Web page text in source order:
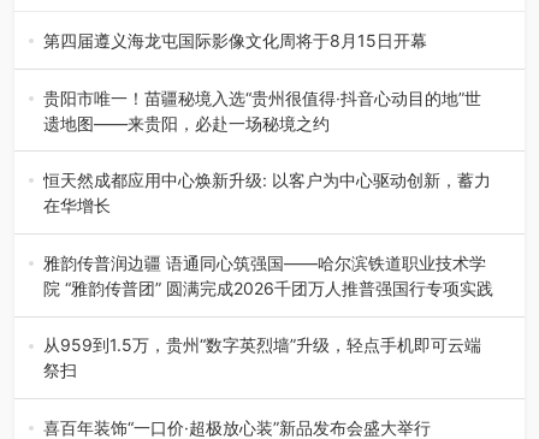
第四届遵义海龙屯国际影像文化周将于8月15日开幕
8月7日，第四届遵义海龙屯国际影像文化周媒体通气会在世
界文化遗产地海龙屯核心景区…
贵阳市唯一！苗疆秘境入选“贵州很值得·抖音心动目的地”世
遗地图——来贵阳，必赴一场秘境之约
2026年7月21日，2026年“贵州很值得”暨抖音“心动目的
地”（贵州站）主题…
恒天然成都应用中心焕新升级: 以客户为中心驱动创新，蓄力
在华增长
融合全球研发实力与本土洞察，深化客户共创，赋能西南市
场创新发展 （7月27日，成…
雅韵传普润边疆 语通同心筑强国——哈尔滨铁道职业技术学
院 “雅韵传普团” 圆满完成2026千团万人推普强国行专项实践
为扎实推进2026“千团万人推普强国行”大学生暑期社会实
践，牢牢紧扣 “雅韵传普…
从959到1.5万，贵州“数字英烈墙”升级，轻点手机即可云端
祭扫
八一建军节到来之际，由贵州省退役军人事务厅指导，贵阳
市退役军人事务局联合贵州广电…
喜百年装饰“一口价·超极放心装”新品发布会盛大举行